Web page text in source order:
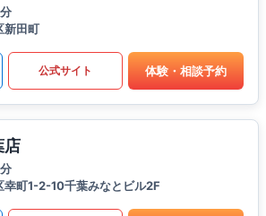
新田町
公式サイト 体験・相談予約
店
幸町1-2-10千葉みなとビル2F